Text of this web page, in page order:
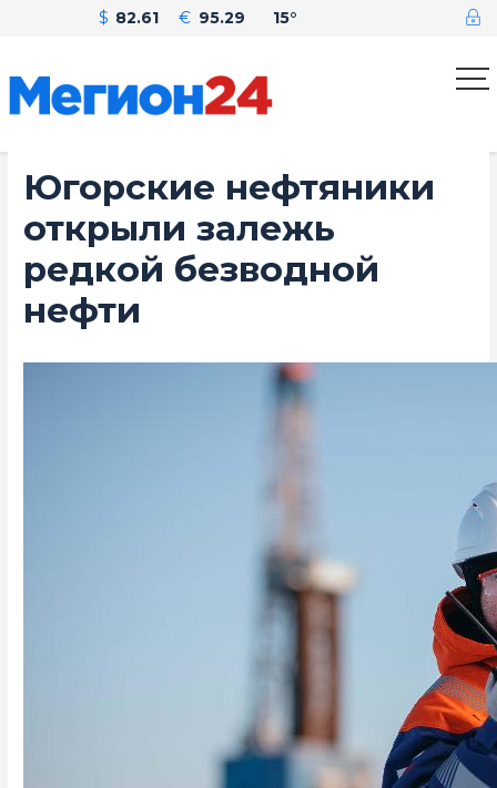
$ 82.61 € 95.29 15°
Югорские нефтяники
открыли залежь
редкой безводной
нефти